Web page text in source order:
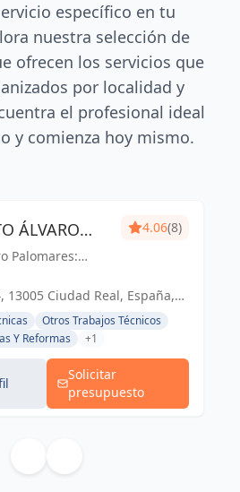
específico en tu
nuestra selección de
ofrecen los servicios que
por localidad y
el profesional ideal
y comienza hoy mismo.
ÁLVARO
Palomares:
Hogar.
4.06(8)
13005 Ciudad Real, España,
Otros Trabajos Técnicos
Y Reformas
+1
Solicitar
presupuesto